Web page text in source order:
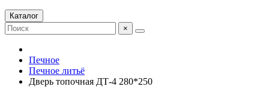
Каталог
×
Печное
Печное литьё
Дверь топочная ДТ-4 280*250